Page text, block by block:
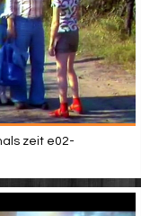
zeit e02-